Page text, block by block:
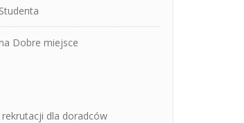
Dobre miejsce
dla doradców